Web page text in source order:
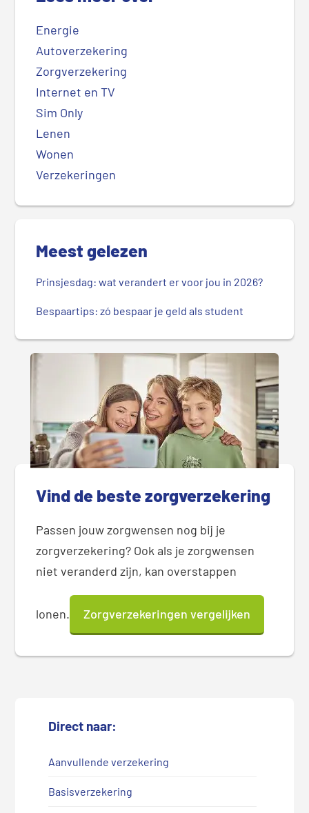
Energie
Autoverzekering
Zorgverzekering
Internet en TV
Sim Only
Lenen
Wonen
Verzekeringen
Meest gelezen
Prinsjesdag: wat verandert er voor jou in 2026?
Bespaartips: zó bespaar je geld als student
Vind de beste zorgverzekering
Passen jouw zorgwensen nog bij je
zorgverzekering? Ook als je zorgwensen
niet veranderd zijn, kan overstappen
lonen. Zorgverzekeringen vergelijken
Direct naar:
Aanvullende verzekering
Basisverzekering